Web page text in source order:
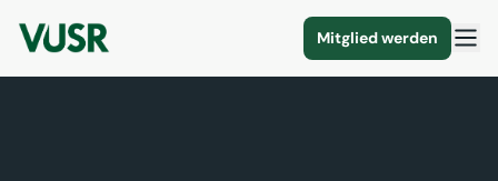
Mitglied werden